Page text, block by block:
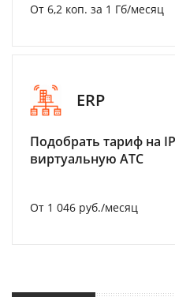
От 6,2 коп. за 1 Гб/месяц
ERP
Подобрать тариф на
виртуальную АТС
От 1 046 руб./месяц